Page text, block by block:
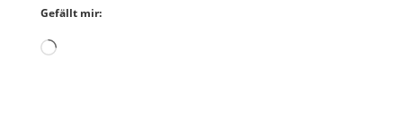
Gefällt mir:
Wird